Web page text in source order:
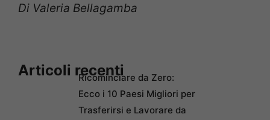
Di Valeria Bellagamba
Articoli recentiRicominciare da Zero:
Ecco i 10 Paesi Migliori per
Trasferirsi e Lavorare da